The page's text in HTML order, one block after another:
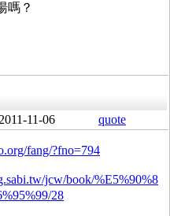
嗎？
11-06 quote
fang/?fno=794
jcw/book/%E5%90%8
28